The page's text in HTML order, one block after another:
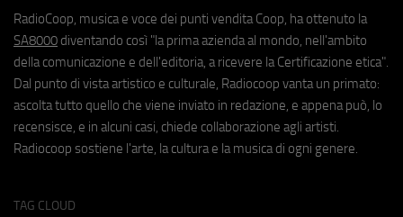
RadioCoop, musica e voce dei punti vendita Coop, ha ottenuto la
SA8000 diventando così "la prima azienda al mondo, nell'ambito
della comunicazione e dell'editoria, a ricevere la Certificazione etica".
Dal punto di vista artistico e culturale, Radiocoop vanta un primato:
ascolta tutto quello che viene inviato in redazione, e appena può, lo
recensisce, e in alcuni casi, chiede collaborazione agli artisti.
Radiocoop sostiene l'arte, la cultura e la musica di ogni genere.
TAG CLOUD